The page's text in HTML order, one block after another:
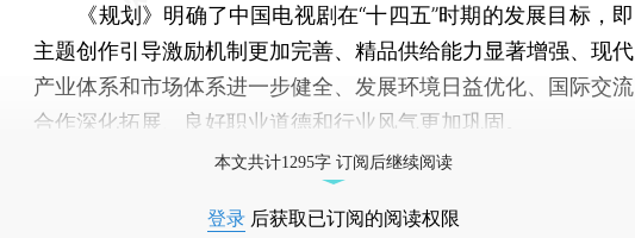
《规划》明确了中国电视剧在“十四五”时期的发展目标，即
主题创作引导激励机制更加完善、精品供给能力显著增强、现代
产业体系和市场体系进一步健全、发展环境日益优化、国际交流
合作深化拓展、良好职业道德和行业风气更加巩固。
本文共计1295字 订阅后继续阅读
登录 后获取已订阅的阅读权限